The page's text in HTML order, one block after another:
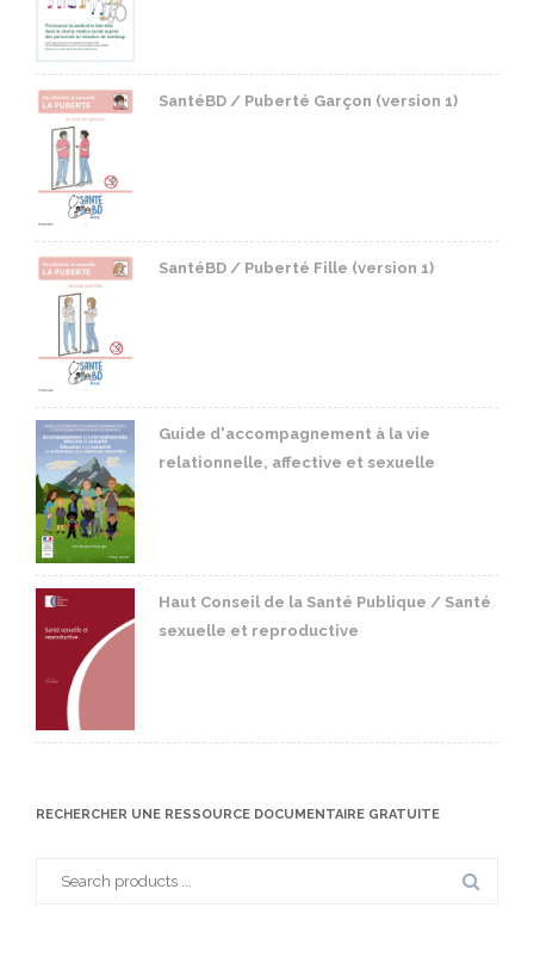
SantéBD / Puberté Garçon (version 1)
SantéBD / Puberté Fille (version 1)
Guide d'accompagnement à la vie
relationnelle, affective et sexuelle
Haut Conseil de la Santé Publique / Santé
sexuelle et reproductive
RECHERCHER UNE RESSOURCE DOCUMENTAIRE GRATUITE